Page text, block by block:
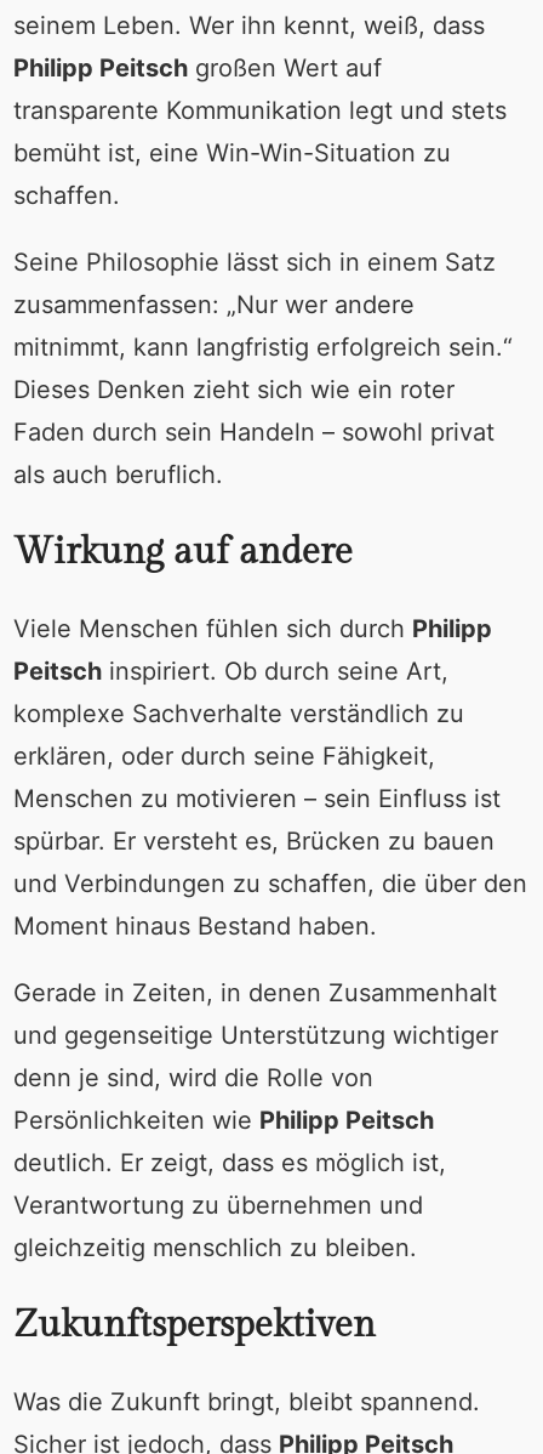
seinem Leben. Wer ihn kennt, weiß, dass
Philipp Peitschgroßen Wert auf
transparente Kommunikation legt und stets
bemüht ist, eine Win-Win-Situation zu
schaffen.
Seine Philosophie lässt sich in einem Satz
zusammenfassen: „Nur wer andere
mitnimmt, kann langfristig erfolgreich sein.“
Dieses Denken zieht sich wie ein roter
Faden durch sein Handeln – sowohl privat
als auch beruflich.
Wirkung auf andere
Viele Menschen fühlen sich durch Philipp
Peitschinspiriert. Ob durch seine Art,
komplexe Sachverhalte verständlich zu
erklären, oder durch seine Fähigkeit,
Menschen zu motivieren – sein Einfluss ist
spürbar. Er versteht es, Brücken zu bauen
und Verbindungen zu schaffen, die über den
Moment hinaus Bestand haben.
Gerade in Zeiten, in denen Zusammenhalt
und gegenseitige Unterstützung wichtiger
denn je sind, wird die Rolle von
Persönlichkeiten wie Philipp Peitsch
deutlich. Er zeigt, dass es möglich ist,
Verantwortung zu übernehmen und
gleichzeitig menschlich zu bleiben.
Zukunftsperspektiven
Was die Zukunft bringt, bleibt spannend.
Sicher ist jedoch, dass Philipp Peitsch